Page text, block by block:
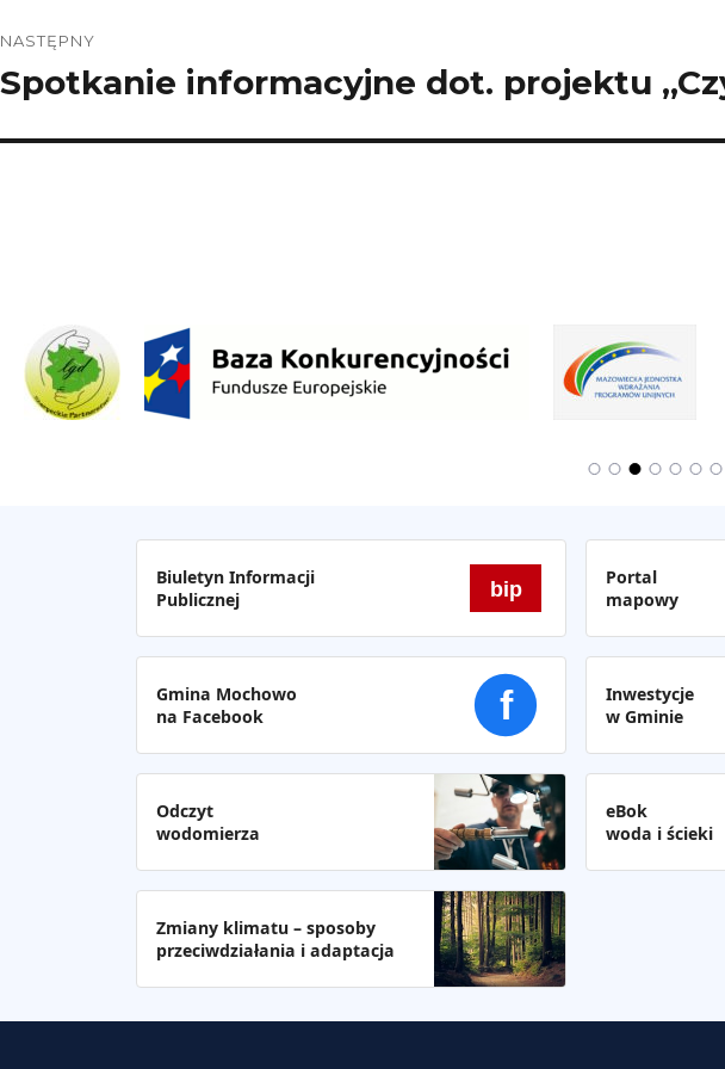
NASTĘPNY
Następny
Spotkanie informacyjne dot. projektu
Biuletyn Informacji
Publicznej
bip
Portal
mapowy
Gmina Mochowo
na Facebook
f
Inwestycje
w Gminie
Odczyt
wodomierza
eBok
woda i ścieki
Zmiany klimatu – sposoby
przeciwdziałania i adaptacja